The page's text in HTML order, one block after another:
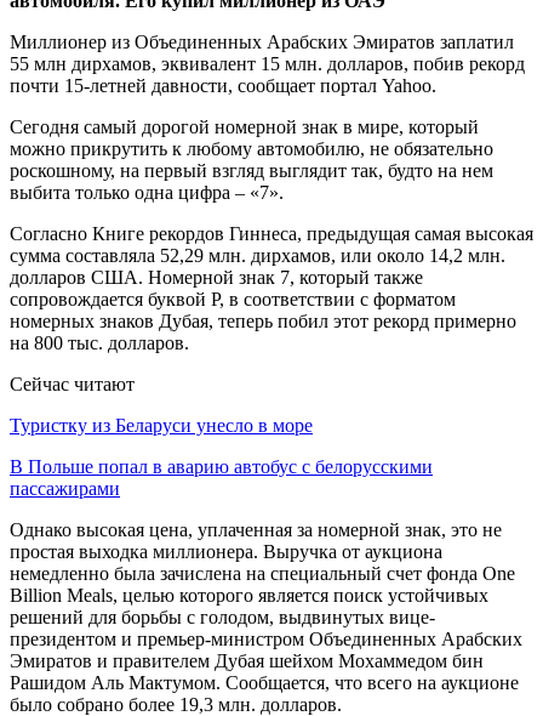
Миллионер из Объединенных Арабских Эмиратов заплатил
55 млн дирхамов, эквивалент 15 млн. долларов, побив рекорд
почти 15-летней давности, сообщает портал Yahoo.
Сегодня самый дорогой номерной знак в мире, который
можно прикрутить к любому автомобилю, не обязательно
роскошному, на первый взгляд выглядит так, будто на нем
выбита только одна цифра – «7».
Согласно Книге рекордов Гиннеса, предыдущая самая высокая
сумма составляла 52,29 млн. дирхамов, или около 14,2 млн.
долларов США. Номерной знак 7, который также
сопровождается буквой P, в соответствии с форматом
номерных знаков Дубая, теперь побил этот рекорд примерно
на 800 тыс. долларов.
Сейчас читают
Туристку из Беларуси унесло в море
В Польше попал в аварию автобус с белорусскими
пассажирами
Однако высокая цена, уплаченная за номерной знак, это не
простая выходка миллионера. Выручка от аукциона
немедленно была зачислена на специальный счет фонда One
Billion Meals, целью которого является поиск устойчивых
решений для борьбы с голодом, выдвинутых вице-
президентом и премьер-министром Объединенных Арабских
Эмиратов и правителем Дубая шейхом Мохаммедом бин
Рашидом Аль Мактумом. Сообщается, что всего на аукционе
было собрано более 19,3 млн. долларов.